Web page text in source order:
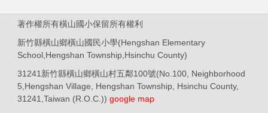
著作權所有橫山國小保留所有權利
新竹縣橫山鄉橫山國民小學(Hengshan Elementary
School,Hengshan Township,Hsinchu County)
31241新竹縣橫山鄉橫山村五鄰100號(No.100, Neighborhood
5,Hengshan Village, Hengshan Township, Hsinchu County,
31241,Taiwan (R.O.C.)) google map